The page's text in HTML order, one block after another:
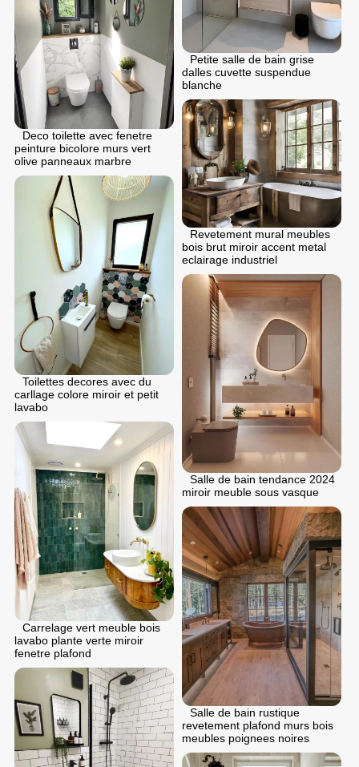
Petite salle de bain grise
dalles cuvette suspendue
blanche
Deco toilette avec fenetre
peinture bicolore murs vert
olive panneaux marbre
Revetement mural meubles
bois brut miroir accent metal
eclairage industriel
Toilettes decores avec du
carllage colore miroir et petit
lavabo
Salle de bain tendance 2024
miroir meuble sous vasque
Carrelage vert meuble bois
lavabo plante verte miroir
fenetre plafond
Salle de bain rustique
revetement plafond murs bois
meubles poignees noires